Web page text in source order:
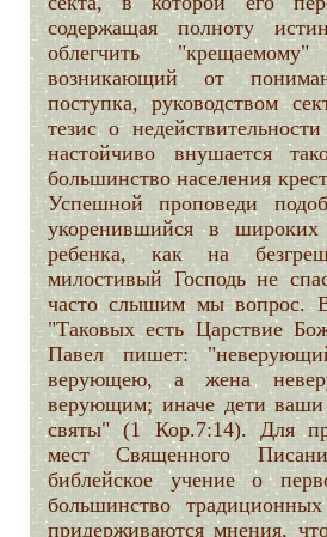
содержащая полноту
облегчить
возникающий от
поступка, руководством
тезис о
настойчиво внушается
большинство населения
Успешной проповеди
укоренившийся в широких
ребенка, как на
милостивый Господь не
часто слышим мы вопрос.
"Таковых есть Царствие
Павел пишет:
верующею, а жена
верующим; иначе дети
святы" (1 Кор.7:14). Для
мест Священного
библейское учение о
большинство
придерживаются мнения,